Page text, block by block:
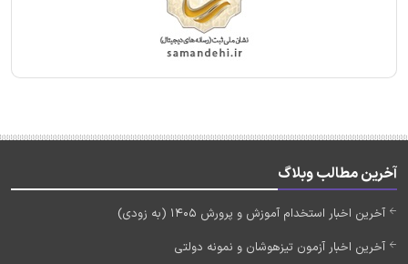
آخرین مطالب وبلاگ
آخرین اخبار استخدام آموزش و پرورش 1405 (به زودی)
آخرین اخبار آزمون تیزهوشان و نمونه دولتی